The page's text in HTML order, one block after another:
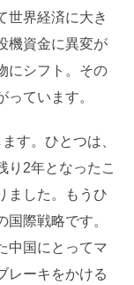
世界経済に大き
機資金に異変が
にシフト。その
ています。
す。ひとつは、
り2年となったこ
ました。もうひ
際戦略です。
中国にとってマ
レーキをかける